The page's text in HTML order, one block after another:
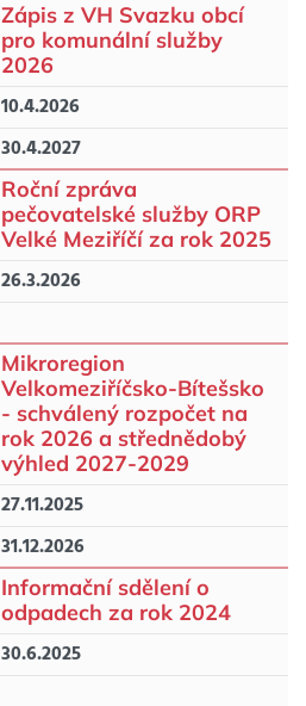
Zápis z VH Svazku obcí
pro komunální služby
2026
10.4.2026
30.4.2027
Roční zpráva
pečovatelské služby ORP
Velké Meziříčí za rok 2025
26.3.2026
Mikroregion
Velkomeziříčsko-Bítešsko
- schválený rozpočet na
rok 2026 a střednědobý
výhled 2027-2029
27.11.2025
31.12.2026
Informační sdělení o
odpadech za rok 2024
30.6.2025